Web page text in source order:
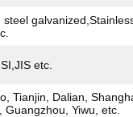
steel
etc.
Tianjin, Dalian,
Guangzhou, Yiwu, etc.